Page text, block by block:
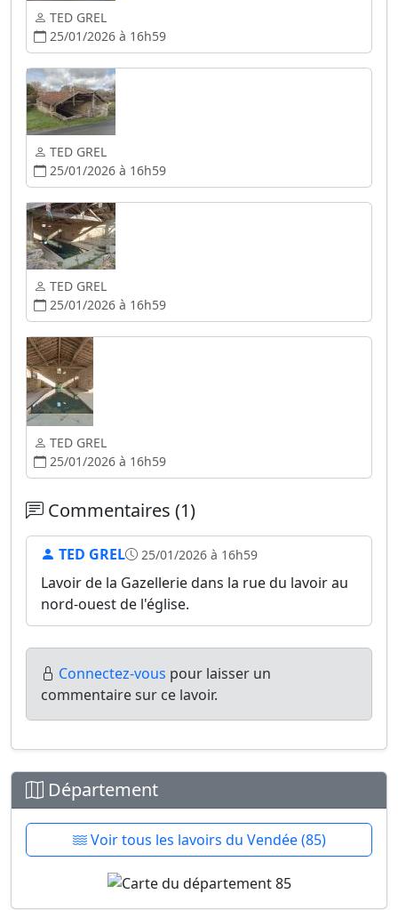
TED GREL
25/01/2026 à 16h59
TED GREL
25/01/2026 à 16h59
TED GREL
25/01/2026 à 16h59
TED GREL
25/01/2026 à 16h59
Commentaires (1)
TED GREL 25/01/2026 à 16h59
Lavoir de la Gazellerie dans la rue du lavoir au
nord-ouest de l'église.
Connectez-vous pour laisser un
commentaire sur ce lavoir.
Département
Voir tous les lavoirs du Vendée (85)